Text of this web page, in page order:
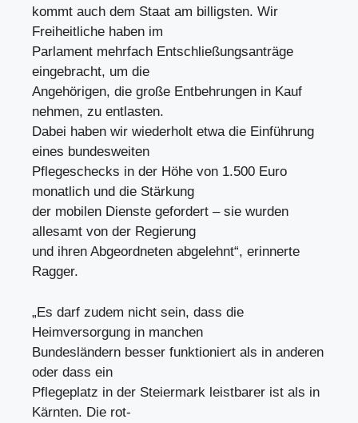
kommt auch dem Staat am billigsten. Wir
Freiheitliche haben im
Parlament mehrfach Entschließungsanträge
eingebracht, um die
Angehörigen, die große Entbehrungen in Kauf
nehmen, zu entlasten.
Dabei haben wir wiederholt etwa die Einführung
eines bundesweiten
Pflegeschecks in der Höhe von 1.500 Euro
monatlich und die Stärkung
der mobilen Dienste gefordert – sie wurden
allesamt von der Regierung
und ihren Abgeordneten abgelehnt“, erinnerte
Ragger.
„Es darf zudem nicht sein, dass die
Heimversorgung in manchen
Bundesländern besser funktioniert als in anderen
oder dass ein
Pflegeplatz in der Steiermark leistbarer ist als in
Kärnten. Die rot-